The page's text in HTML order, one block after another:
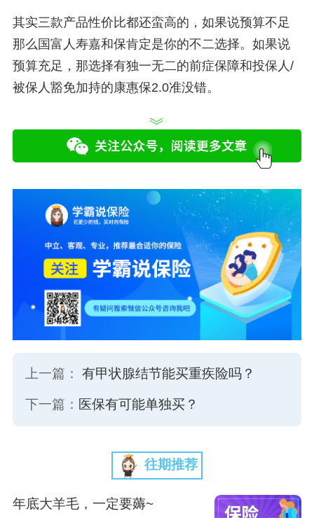
其实三款产品性价比都还蛮高的，如果说预算不足
那么国富人寿嘉和保肯定是你的不二选择。如果说
预算充足，那选择有独一无二的前症保障和投保人/
被保人豁免加持的康惠保2.0准没错。
上一篇： 有甲状腺结节能买重疾险吗？
下一篇： 医保有可能单独买？
往期推荐
年底大羊毛，一定要薅~